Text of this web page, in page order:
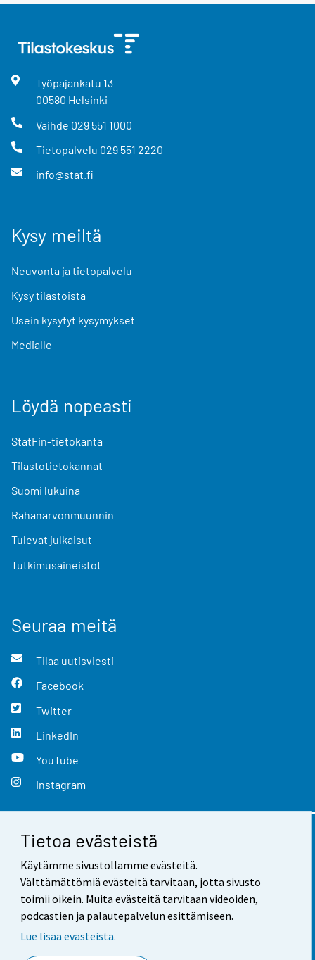
Tietoa evästeistä
Käytämme sivustollamme evästeitä.
Välttämättömiä evästeitä tarvitaan, jotta sivusto
toimii oikein. Muita evästeitä tarvitaan videoiden,
podcastien ja palautepalvelun esittämiseen.
Lue lisää evästeistä.
Työpajankatu 13
00580 Helsinki
Vaihde 029 551 1000
Tietopalvelu 029 551 2220
info@stat.fi
Kysy meiltä
Neuvonta ja tietopalvelu
Kysy tilastoista
Usein kysytyt kysymykset
Medialle
Löydä nopeasti
StatFin-tietokanta
Tilastotietokannat
Suomi lukuina
Rahanarvonmuunnin
Tulevat julkaisut
Tutkimusaineistot
Seuraa meitä
Tilaa uutisviesti
Facebook
Twitter
LinkedIn
YouTube
Instagram
Yhteystiedot
Palaute
Käyttöehdot
Saavutettavuus